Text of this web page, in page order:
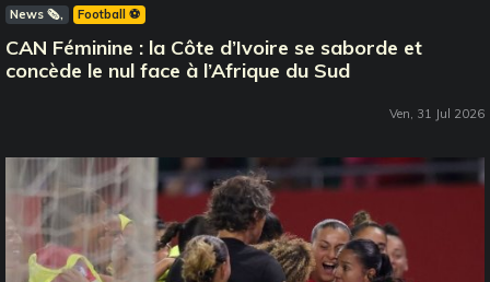
News 🗞️ Football ⚽️
CAN Féminine : la Côte d’Ivoire se saborde et
concède le nul face à l’Afrique du Sud
Ven, 31 Jul 2026